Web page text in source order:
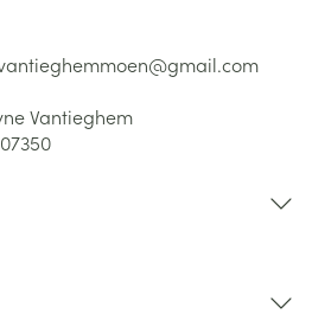
gmail.com
Vantieghem